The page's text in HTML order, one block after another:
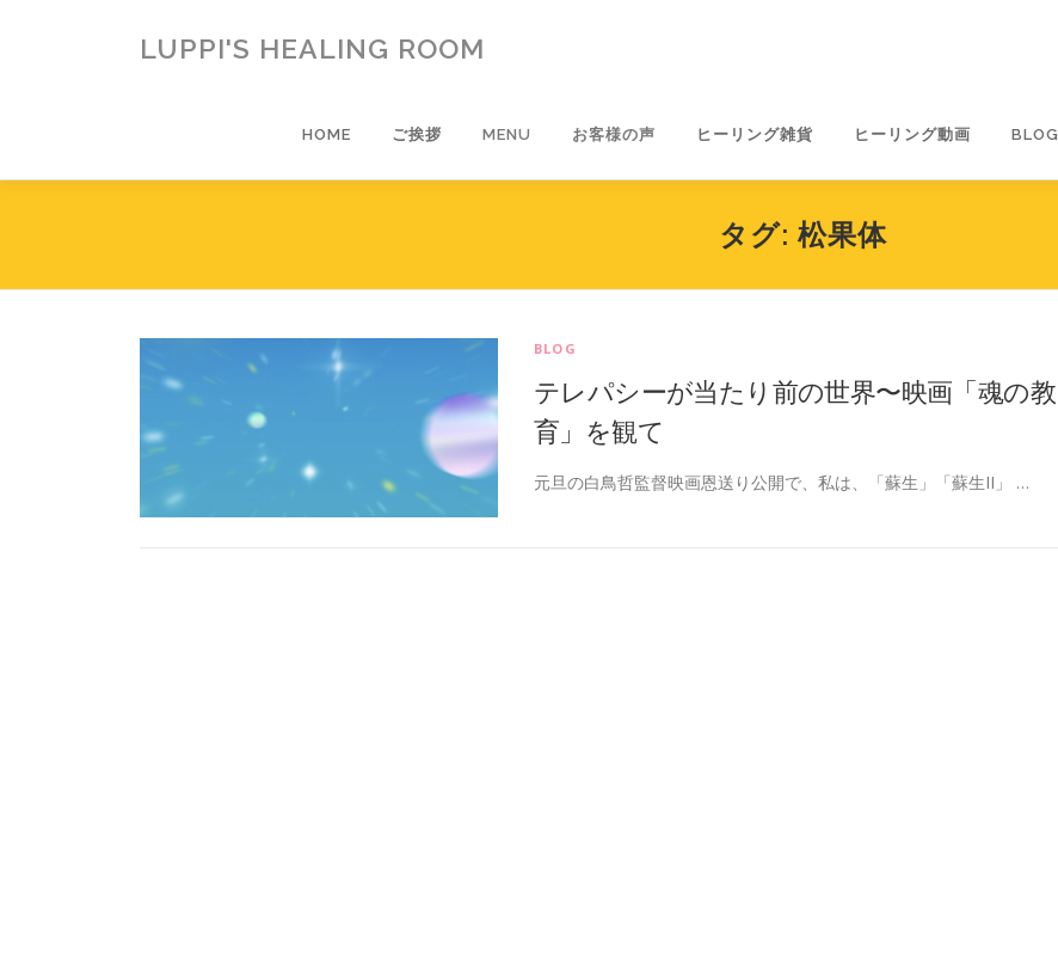
ス
LUPPI'S HEALING ROOM
HOME ご挨拶 MENU お客様の声 ヒーリング雑貨 ヒーリング動画 BLOG
タグ: 松果体
BLOG
テレパシーが当たり前の世界〜映画「魂の教
育」を観て
元旦の白鳥哲監督映画恩送り公開で、私は、「蘇生」「蘇生II」 …